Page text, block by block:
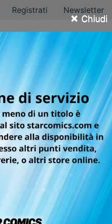
× Chiudi
Registrati Newsletter